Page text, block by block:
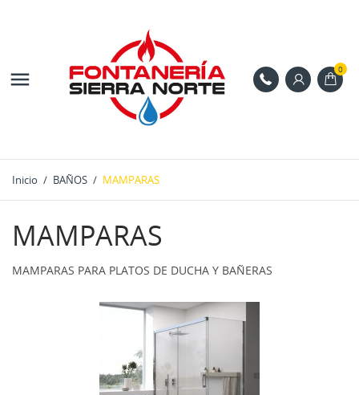
 0
Inicio BAÑOS MAMPARAS
MAMPARAS
MAMPARAS PARA PLATOS DE DUCHA Y BAÑERAS